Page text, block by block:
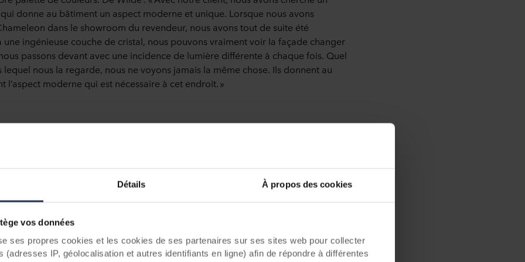
Détails À propos des cookies
vos données
ses propres cookies et les cookies de ses partenaires sur ses sites web pour collecter
(adresses IP, géolocalisation et autres identifiants en ligne) afin de répondre à différentes
donne au bâtiment un aspect moderne et unique. Lorsque nous avons
dans le showroom du revendeur, nous avons tout de suite été
une ingénieuse couche de cristal, nous pouvons vraiment voir la façade changer
passons devant avec une incidence de lumière différente à chaque fois. Quel
lequel nous la regarde, nous ne voyons jamais la même chose. Ils donnent au
l’aspect moderne qui est nécessaire à cet endroit. »
Colours